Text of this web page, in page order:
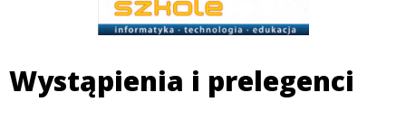
Wystąpienia i prelegenci